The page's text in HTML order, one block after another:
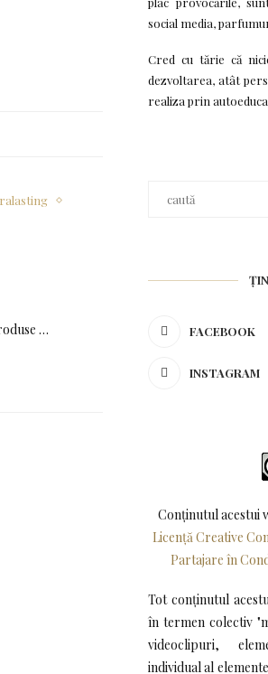
…
social media,
Cred cu tărie că
dezvoltarea, atât
realiza prin
FACEBOOK
INSTAGRAM
Conținutul acestui
Licență Creative
Partajare în
Tot conținutul
în termen colectiv
videoclipuri,
individual al